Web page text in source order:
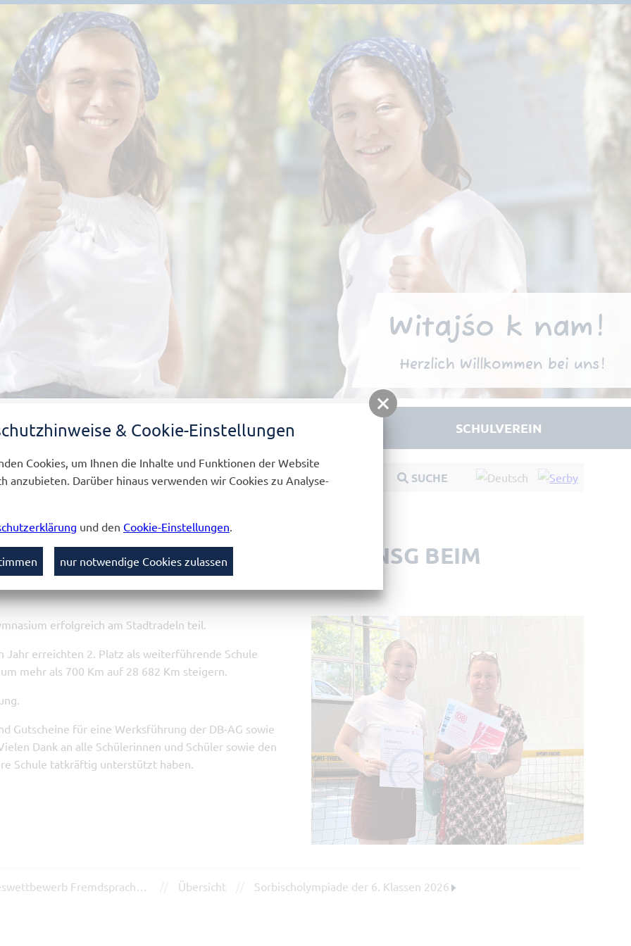
Witajśo k nam!
Herzlich Willkommen bei uns!
SCHÜLER WERDEN SCHULVEREIN
Erfolg in Serie: Erneut Silber für die Radler des NSG beim
SUCHE
SILBER FÜR DIE RADLER DES NSG BEIM
erfolgreich am Stadtradeln teil.
erreichten 2. Platz als weiterführende Schule
mehr als 700 Km auf 28 682 Km steigern.
Gutscheine für eine Werksführung der DB-AG sowie
Dank an alle Schülerinnen und Schüler sowie den
Schule tatkräftig unterstützt haben.
Übersicht Sorbischolympiade der 6. Klassen 2026
& Cookie-Einstellungen
Cookies, um Ihnen die Inhalte und Funktionen der Website
anzubieten. Darüber hinaus verwenden wir Cookies zu Analyse-
und den Cookie-Einstellungen.
nur notwendige Cookies zulassen